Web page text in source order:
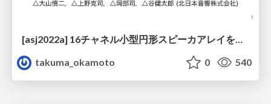
takuma_okamoto
0 540